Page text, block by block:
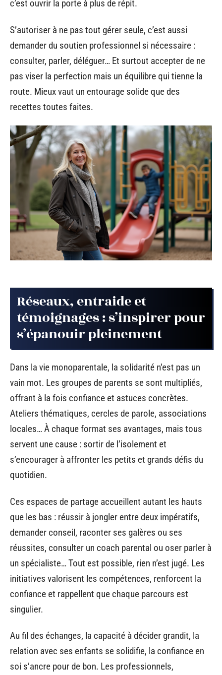
c’est ouvrir la porte à plus de répit.
S’autoriser à ne pas tout gérer seule, c’est aussi
demander du soutien professionnel si nécessaire :
consulter, parler, déléguer… Et surtout accepter de ne
pas viser la perfection mais un équilibre qui tienne la
route. Mieux vaut un entourage solide que des
recettes toutes faites.
Réseaux, entraide et
témoignages : s’inspirer pour
s’épanouir pleinement
Dans la vie monoparentale, la solidarité n’est pas un
vain mot. Les groupes de parents se sont multipliés,
offrant à la fois confiance et astuces concrètes.
Ateliers thématiques, cercles de parole, associations
locales… À chaque format ses avantages, mais tous
servent une cause : sortir de l’isolement et
s’encourager à affronter les petits et grands défis du
quotidien.
Ces espaces de partage accueillent autant les hauts
que les bas : réussir à jongler entre deux impératifs,
demander conseil, raconter ses galères ou ses
réussites, consulter un coach parental ou oser parler à
un spécialiste… Tout est possible, rien n’est jugé. Les
initiatives valorisent les compétences, renforcent la
confiance et rappellent que chaque parcours est
singulier.
Au fil des échanges, la capacité à décider grandit, la
relation avec ses enfants se solidifie, la confiance en
soi s’ancre pour de bon. Les professionnels,